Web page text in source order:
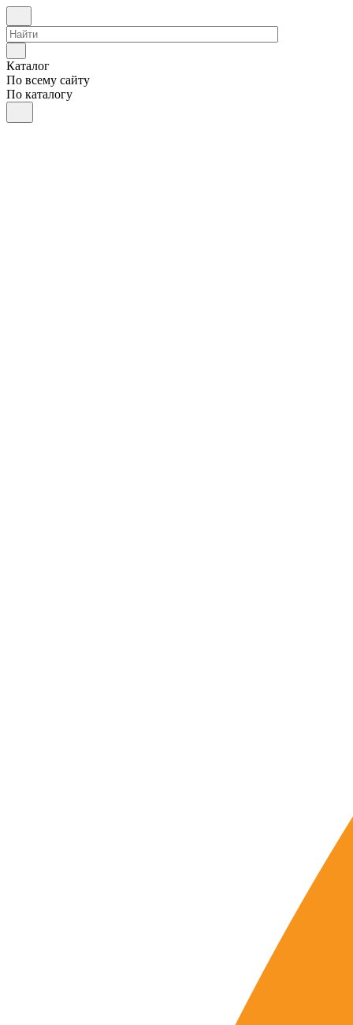
Каталог
По всему сайту
По каталогу